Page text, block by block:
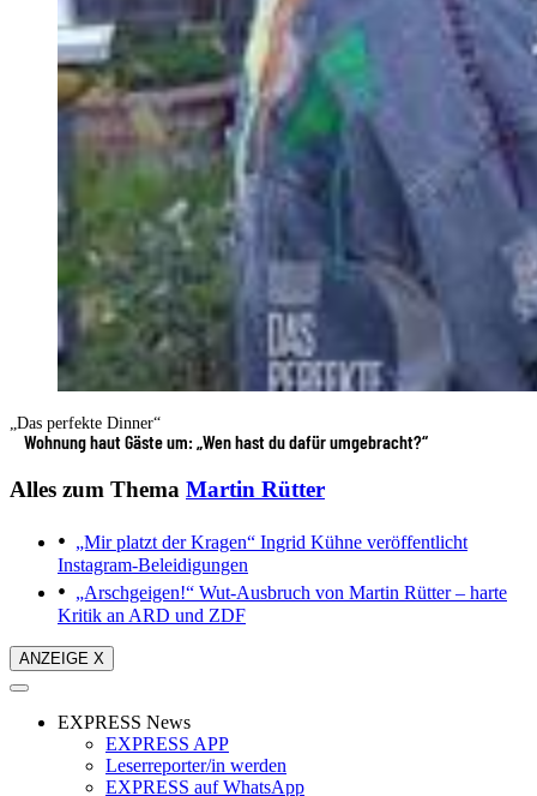
„Das perfekte Dinner“
Wohnung haut Gäste um: „Wen hast du dafür umgebracht?“
Alles zum Thema Martin Rütter
„Mir platzt der Kragen“ Ingrid Kühne veröffentlicht
Instagram-Beleidigungen
„Arschgeigen!“ Wut-Ausbruch von Martin Rütter – harte
Kritik an ARD und ZDF
ANZEIGE X
EXPRESS News
EXPRESS APP
Leserreporter/in werden
EXPRESS auf WhatsApp